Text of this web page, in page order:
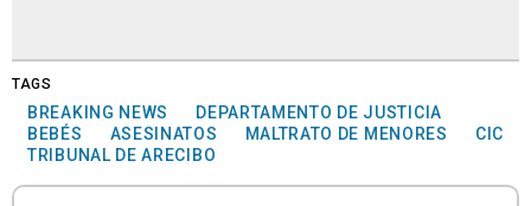
TAGS
BREAKING NEWS
DEPARTAMENTO DE JUSTICIA
BEBÉS
ASESINATOS MALTRATO DE MENORES
CIC
TRIBUNAL DE ARECIBO